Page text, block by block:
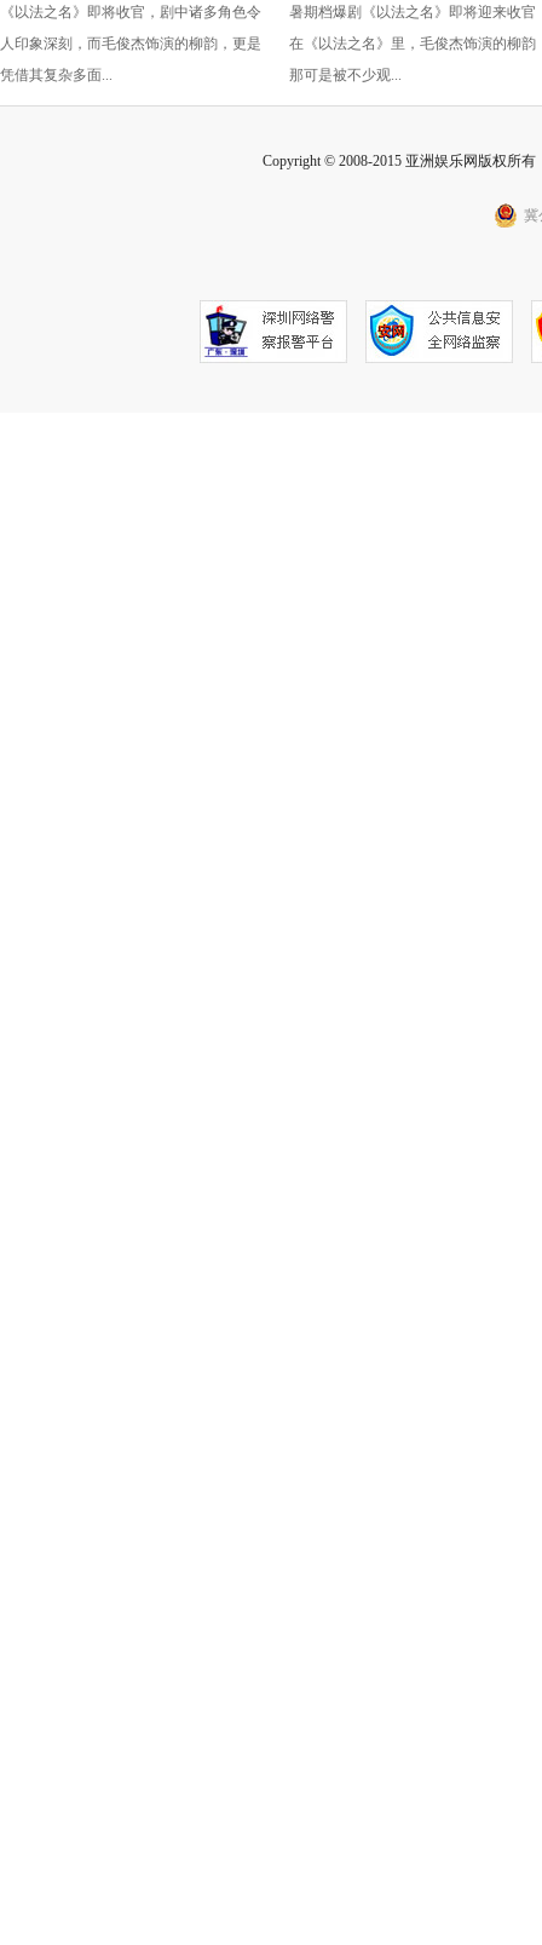
“蠢” 让毛俊杰重回巅峰
《以法之名》即将收官，剧中诸多角色令
人印象深刻，而毛俊杰饰演的柳韵，更是
凭借其复杂多面...
级” 演技？柳韵的 “蠢” 是表演
的胜利！
暑期档爆剧《以法之名》即将迎来收官
在《以法之名》里，毛俊杰饰演的柳韵
那可是被不少观...
Copyright © 2008-2015 亚洲娱乐网版权所
冀